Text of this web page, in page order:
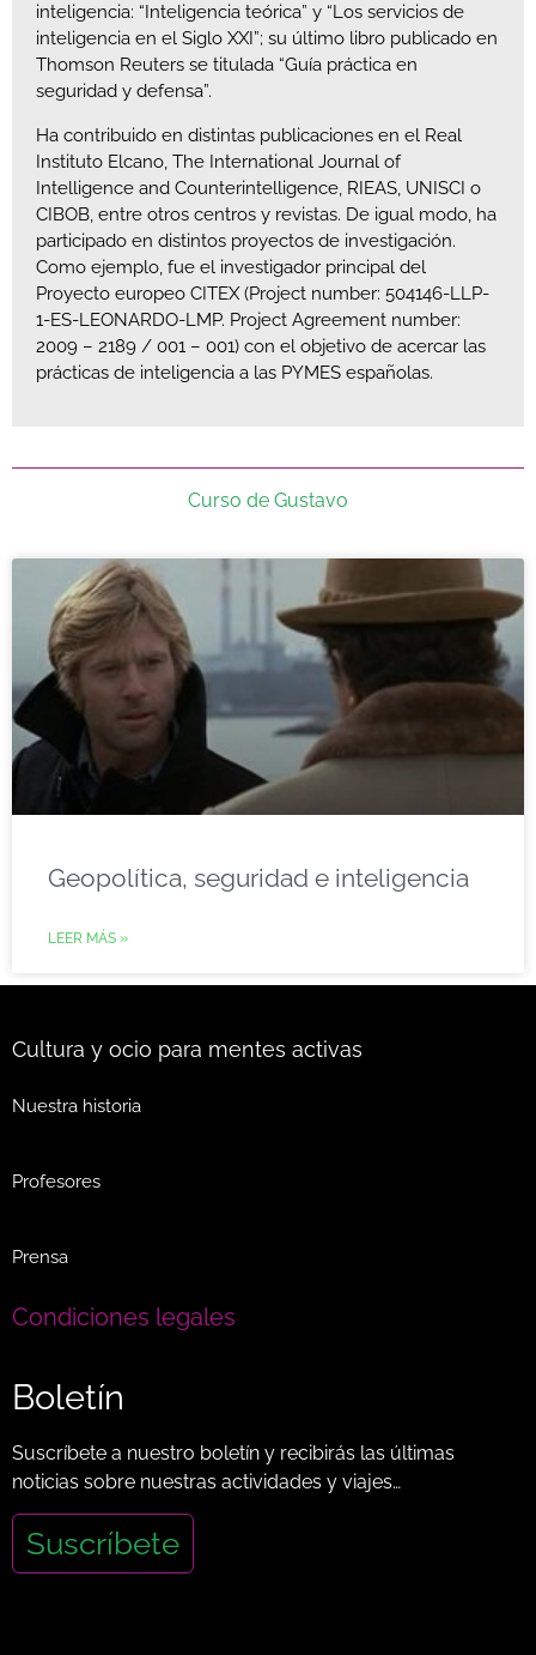
inteligencia: “Inteligencia teórica” y “Los servicios de
inteligencia en el Siglo XXI”; su último libro publicado en
Thomson Reuters se titulada “Guía práctica en
seguridad y defensa”.
Ha contribuido en distintas publicaciones en el Real
Instituto Elcano, The International Journal of
Intelligence and Counterintelligence, RIEAS, UNISCI o
CIBOB, entre otros centros y revistas. De igual modo, ha
participado en distintos proyectos de investigación.
Como ejemplo, fue el investigador principal del
Proyecto europeo CITEX (Project number: 504146-LLP-
1-ES-LEONARDO-LMP. Project Agreement number:
2009 – 2189 / 001 – 001) con el objetivo de acercar las
prácticas de inteligencia a las PYMES españolas.
Curso de Gustavo
Geopolítica, seguridad e inteligencia
LEER MÁS »
Cultura y ocio para mentes activas
Nuestra historia
Profesores
Prensa
Condiciones legales
Boletín
Suscríbete a nuestro boletín y recibirás las últimas
noticias sobre nuestras actividades y viajes…
Suscríbete